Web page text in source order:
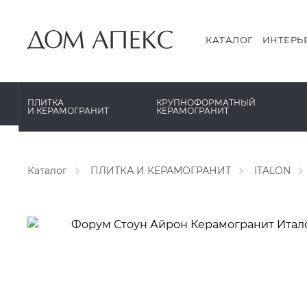
КАТАЛОГ
ПЛИТКА
И КЕРАМОГРАНИТ
PORCELANOSA
УРАЛЬСКИЙ ГРАНИТ
КРУПНОФОРМАТНЫЙ
КЕРАМОГРАНИТ
XXL Pamesa
Каталог ПЛИТКА И КЕРАМОГРАНИТ ITALON